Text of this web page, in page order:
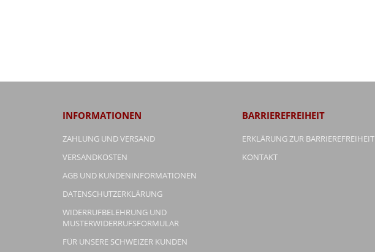
INFORMATIONEN
ZAHLUNG UND VERSAND
VERSANDKOSTEN
AGB UND KUNDENINFORMATIONEN
DATENSCHUTZERKLÄRUNG
WIDERRUFBELEHRUNG UND
MUSTERWIDERRUFSFORMULAR
FÜR UNSERE SCHWEIZER KUNDEN
BARRIEREFREIHEIT
ERKLÄRUNG ZUR BARRIEREFREIHEIT
KONTAKT